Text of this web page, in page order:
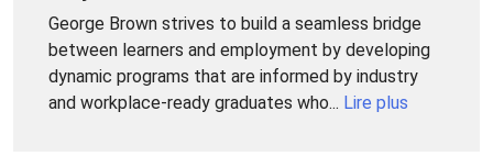
George Brown strives to build a seamless bridge
between learners and employment by developing
dynamic programs that are informed by industry
and workplace-ready graduates who... Lire plus